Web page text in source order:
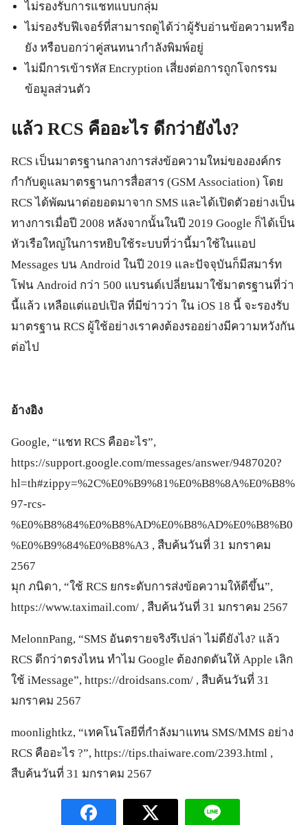
ไม่รองรับการแชทแบบกลุ่ม
ไม่รองรับฟีเจอร์ที่สามารถดูได้ว่าผู้รับอ่านข้อความหรือ
ยัง หรือบอกว่าคู่สนทนากำลังพิมพ์อยู่
ไม่มีการเข้ารหัส Encryption เสี่ยงต่อการถูกโจกรรม
ข้อมูลส่วนตัว
แล้ว RCS คืออะไร ดีกว่ายังไง?
RCS เป็นมาตรฐานกลางการส่งข้อความใหม่ขององค์กร
กำกับดูแลมาตรฐานการสื่อสาร (GSM Association) โดย
RCS ได้พัฒนาต่อยอดมาจาก SMS และได้เปิดตัวอย่างเป็น
ทางการเมื่อปี 2008 หลังจากนั้นในปี 2019 Google ก็ได้เป็น
หัวเรือใหญ่ในการหยิบใช้ระบบที่ว่านี้มาใช้ในแอป
Messages บน Android ในปี 2019 และปัจจุบันก็มีสมาร์ท
โฟน Android กว่า 500 แบรนด์เปลี่ยนมาใช้มาตรฐานที่ว่า
นี้แล้ว เหลือแต่แอปเปิล ที่มีข่าวว่า ใน iOS 18 นี้ จะรองรับ
มาตรฐาน RCS ผู้ใช้อย่างเราคงต้องรออย่างมีความหวังกัน
ต่อไป
อ้างอิง
Google, “แชท RCS คืออะไร”,
https://support.google.com/messages/answer/9487020?
hl=th#zippy=%2C%E0%B9%81%E0%B8%8A%E0%B8%
97-rcs-
%E0%B8%84%E0%B8%AD%E0%B8%AD%E0%B8%B0
%E0%B9%84%E0%B8%A3 , สืบค้นวันที่ 31 มกราคม
2567
มุก ภนิดา, “ใช้ RCS ยกระดับการส่งข้อความให้ดีขึ้น”,
https://www.taximail.com/ , สืบค้นวันที่ 31 มกราคม 2567
MelonnPang, “SMS อันตรายจริงรึเปล่า ไม่ดียังไง? แล้ว
RCS ดีกว่าตรงไหน ทำไม Google ต้องกดดันให้ Apple เลิก
ใช้ iMessage”, https://droidsans.com/ , สืบค้นวันที่ 31
มกราคม 2567
moonlightkz, “เทคโนโลยีที่กำลังมาแทน SMS/MMS อย่าง
RCS คืออะไร ?”, https://tips.thaiware.com/2393.html ,
สืบค้นวันที่ 31 มกราคม 2567